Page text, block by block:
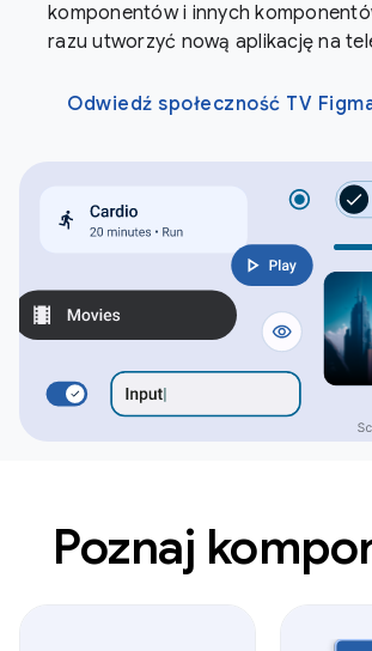
komponentów i innych
razu utworzyć nową aplikację na
Odwiedź społeczność TV
Poznaj